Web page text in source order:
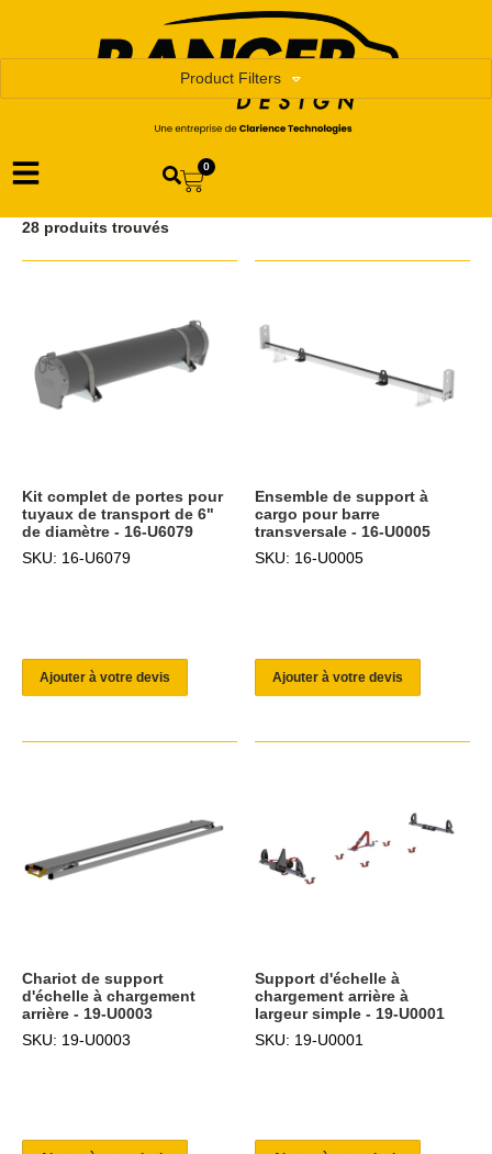
0
Product Filters
28 produits trouvés
Kit complet de portes pour
tuyaux de transport de 6"
de diamètre - 16-U6079
SKU: 16-U6079
Ajouter à votre devis
Ensemble de support à
cargo pour barre
transversale - 16-U0005
SKU: 16-U0005
Ajouter à votre devis
Chariot de support
d'échelle à chargement
arrière - 19-U0003
SKU: 19-U0003
Support d'échelle à
chargement arrière à
largeur simple - 19-U0001
SKU: 19-U0001